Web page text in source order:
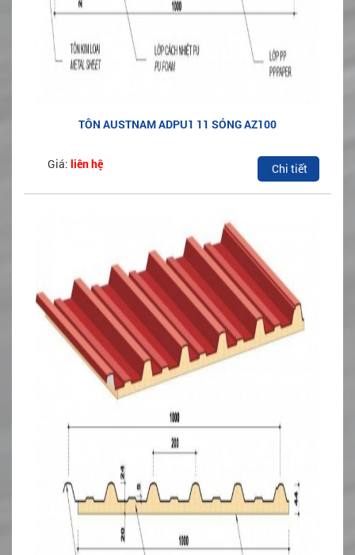
TÔN AUSTNAM ADPU1 11 SÓNG AZ100
Giá: liên hệ Chi tiết